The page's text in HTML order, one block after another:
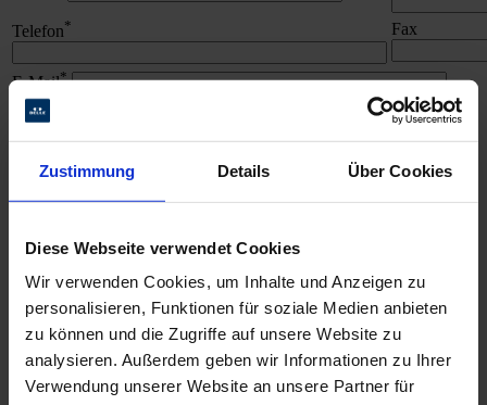
Zustimmung Details Über Cookies
Diese Webseite verwendet Cookies
Wir verwenden Cookies, um Inhalte und Anzeigen zu
personalisieren, Funktionen für soziale Medien anbieten
zu können und die Zugriffe auf unsere Website zu
analysieren. Außerdem geben wir Informationen zu Ihrer
Verwendung unserer Website an unsere Partner für
Telefon* Fax
E-Mail*
Ihre Mitteilung
Die Leistungen der BELLE AG interessieren mich. Bitte rufen
Ich habe dieDatenschutzbestimmungengelesen und stimme diesen
zu*
Ihre Ansprechpartner